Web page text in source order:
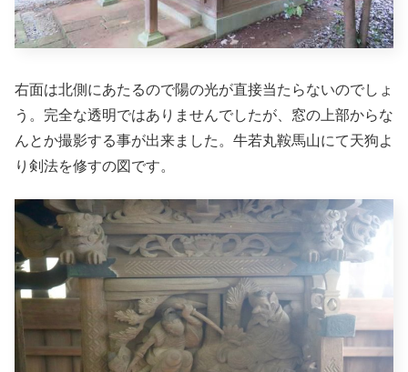
右面は北側にあたるので陽の光が直接当たらないのでしょ
う。完全な透明ではありませんでしたが、窓の上部からな
んとか撮影する事が出来ました。牛若丸鞍馬山にて天狗よ
り剣法を修すの図です。